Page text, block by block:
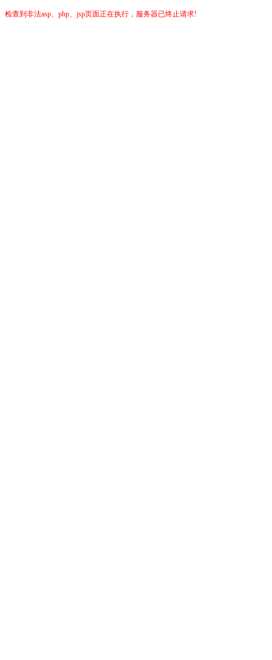
检查到非法asp、php、jsp页面正在执行，服务器已终止请求!